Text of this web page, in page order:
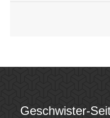
Geschwister-